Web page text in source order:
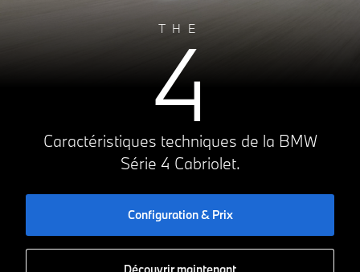
THE
4
Caractéristiques techniques de la BMW
Série 4 Cabriolet.
Configuration & Prix